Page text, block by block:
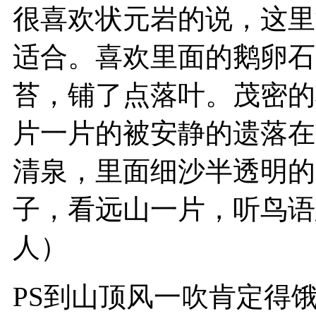
很喜欢状元岩的说，这
适合。喜欢里面的鹅卵
苔，铺了点落叶。茂密
片一片的被安静的遗落
清泉，里面细沙半透明
子，看远山一片，听鸟
人）
PS到山顶风一吹肯定得